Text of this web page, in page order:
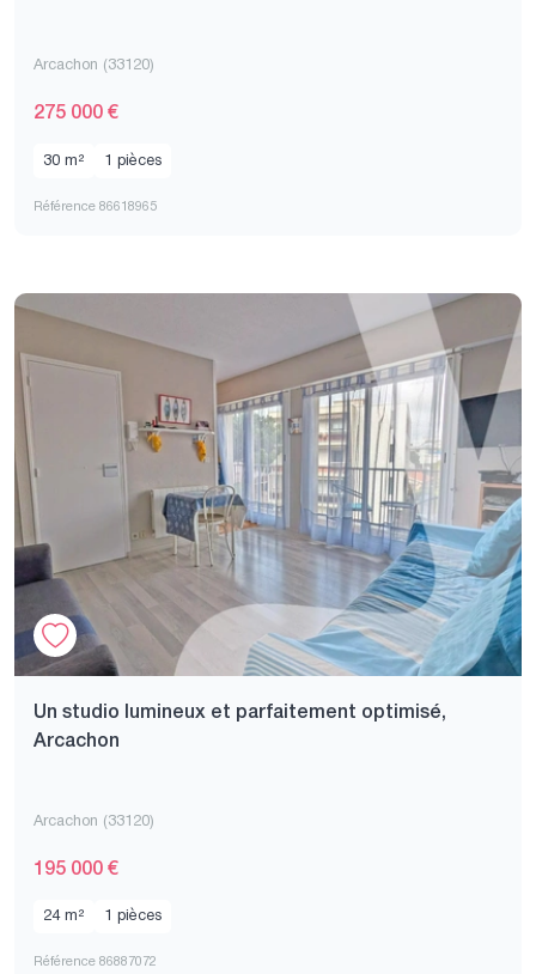
Arcachon (33120)
275 000 €
30 m² 1 pièces
Référence 86618965
Un studio lumineux et parfaitement optimisé,
Arcachon
Arcachon (33120)
195 000 €
24 m² 1 pièces
Référence 86887072